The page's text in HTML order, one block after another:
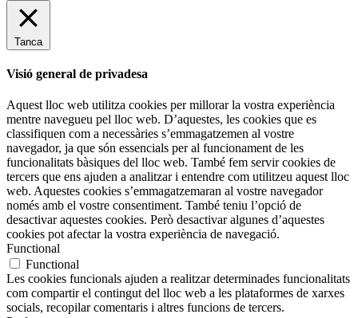
Tanca
Visió general de privadesa
Aquest lloc web utilitza cookies per millorar la vostra experiència
mentre navegueu pel lloc web. D’aquestes, les cookies que es
classifiquen com a necessàries s’emmagatzemen al vostre
navegador, ja que són essencials per al funcionament de les
funcionalitats bàsiques del lloc web. També fem servir cookies de
tercers que ens ajuden a analitzar i entendre com utilitzeu aquest lloc
web. Aquestes cookies s’emmagatzemaran al vostre navegador
només amb el vostre consentiment. També teniu l’opció de
desactivar aquestes cookies. Però desactivar algunes d’aquestes
cookies pot afectar la vostra experiència de navegació.
Functional
Functional
Les cookies funcionals ajuden a realitzar determinades funcionalitats
com compartir el contingut del lloc web a les plataformes de xarxes
socials, recopilar comentaris i altres funcions de tercers.